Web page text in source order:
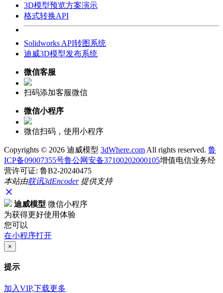
3D模型预览方案演示
格式转换API
Solidworks API转图系统
迪威3D模型发布系统
微信客服
扫码添加客服微信
微信小程序
微信扫码，使用小程序
Copyrights © 2026 迪威模型 3dWhere.com All rights reserved. 鲁
ICP备09007355号鲁公网安备37100202000105增值电信业务经
营许可证: 鲁B2-20240475
本站由联讯3dEncoder提供支持
迪威模型 微信小程序
为获得更好使用体验
您可以
在小程序打开
×
提示
加入VIP,下载更多